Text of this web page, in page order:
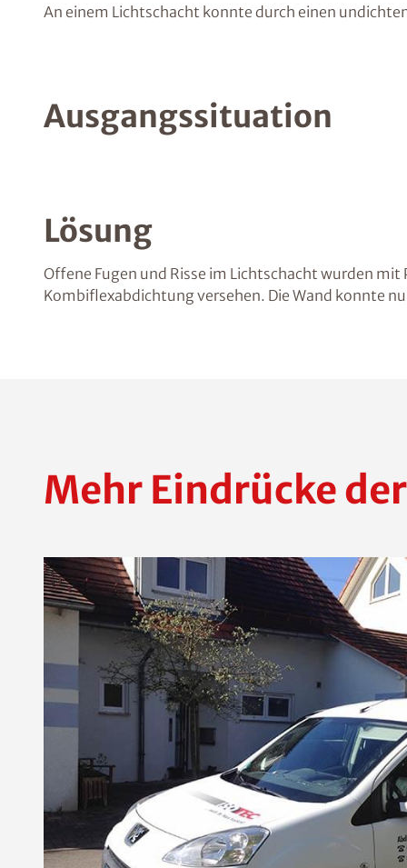
An einem Lichtschacht konnte durch einen
Ausgangssituation
Lösung
Offene Fugen und Risse im Lichtschacht wurden
Kombiflexabdichtung versehen. Die Wand konnte
Mehr Eindrücke